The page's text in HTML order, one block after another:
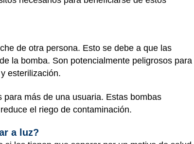
de otra persona. Esto se debe a que las
la bomba. Son potencialmente peligrosos para
esterilización.
más de una usuaria. Estas bombas
el riego de contaminación.
a luz?